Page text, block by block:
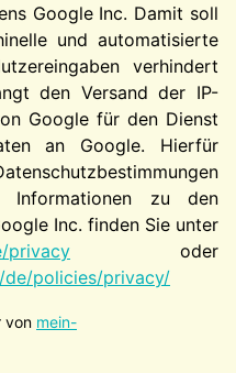
Google Inc. Damit soll
und automatisierte
verhindert
den Versand der IP-
Google für den Dienst
an Google. Hierfür
zu den
Inc. finden Sie unter
privacy oder
policies/privacy/
von mein-